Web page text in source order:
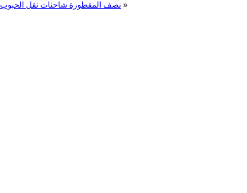
نصف المقطورة شاحنات نقل الحبوب »